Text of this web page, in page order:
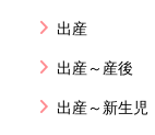
出産
出産～産後
出産～新生児